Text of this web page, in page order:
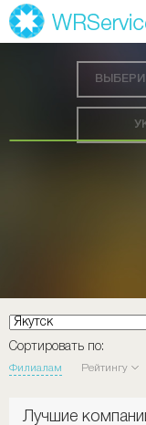
Сортировать по:
Филиалам Рейтингу
Лучшие